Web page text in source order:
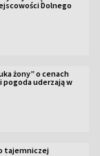
Dolnego
żony” o cenach
uderzają w
tajemniczej